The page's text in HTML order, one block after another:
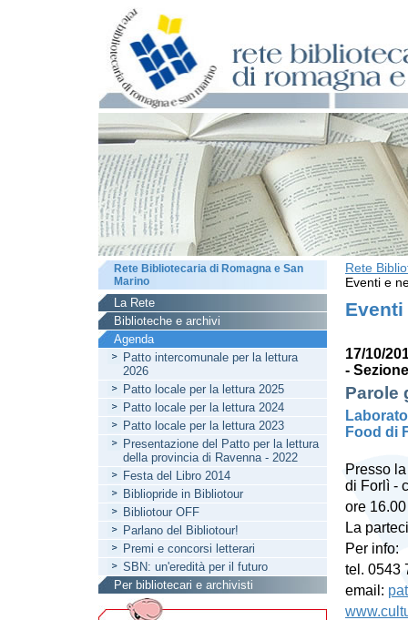
Rete
Eventi e
Eventi
17/10/
-
Parole
Food di
Presso
di Forlì -
ore 16.00
La
Per info:
tel. 0543
email:
Rete Bibliotecaria di Romagna e San
Marino
La Rete
Biblioteche e archivi
Agenda
Patto intercomunale per la lettura
2026
Patto locale per la lettura 2025
Patto locale per la lettura 2024
Patto locale per la lettura 2023
Presentazione del Patto per la lettura
della provincia di Ravenna - 2022
Festa del Libro 2014
Bibliopride in Bibliotour
Bibliotour OFF
Parlano del Bibliotour!
Premi e concorsi letterari
SBN: un'eredità per il futuro
Per bibliotecari e archivisti